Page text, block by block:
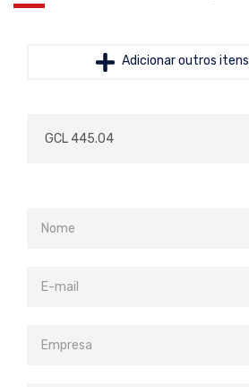
Adicionar outros itens